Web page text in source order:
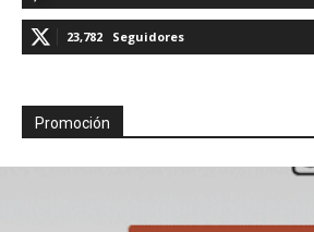
23,782 Seguidores
Promoción